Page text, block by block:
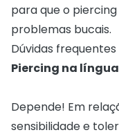
para que o
problemas bucais.
Dúvidas
Piercing na
Depende! Em
sensibilidade e